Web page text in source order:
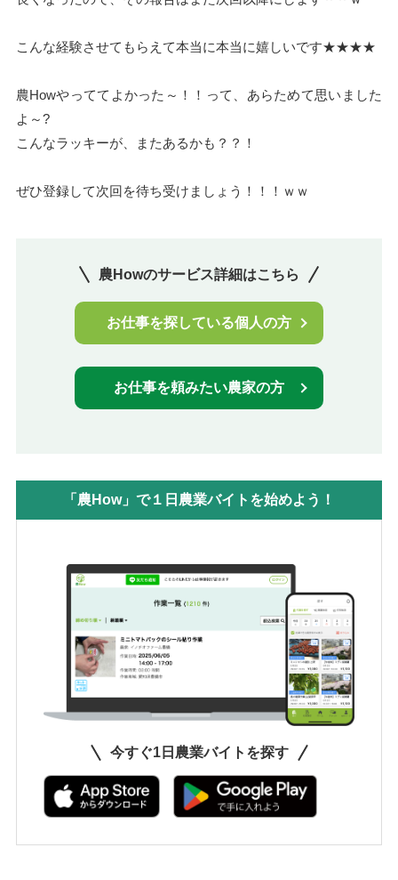
こんな経験させてもらえて本当に本当に嬉しいです★★★★
農Howやっててよかった～！！って、あらためて思いました
よ～?
こんなラッキーが、またあるかも？？！
ぜひ登録して次回を待ち受けましょう！！！ｗｗ
農Howのサービス詳細はこちら
お仕事を探している個人の方
お仕事を頼みたい農家の方
「農How」で１日農業バイトを始めよう！
今すぐ1日農業バイトを探す